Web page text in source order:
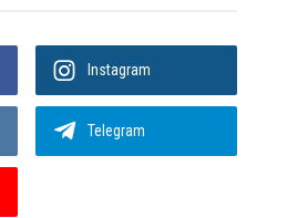
Instagram
Telegram